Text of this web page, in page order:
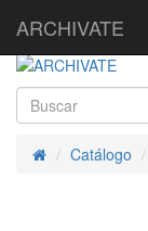
ARCHIVATE
InicioCatálogo